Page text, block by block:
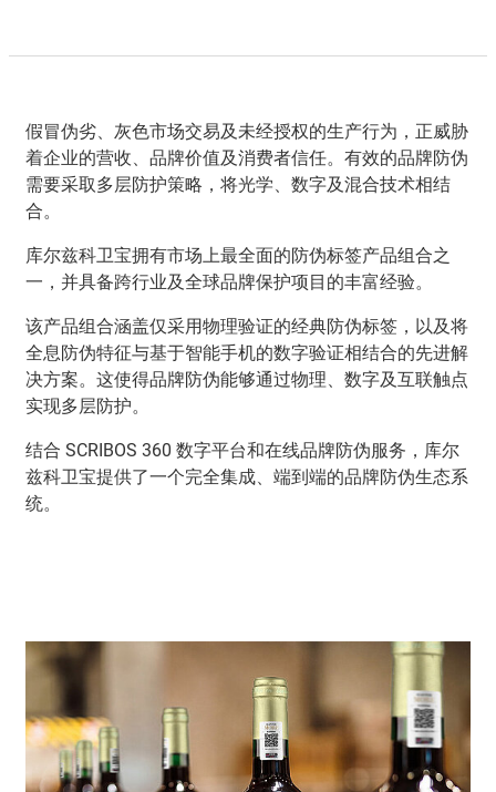
假冒伪劣、灰色市场交易及未经授权的生产行为，正威胁
着企业的营收、品牌价值及消费者信任。有效的品牌防伪
需要采取多层防护策略，将光学、数字及混合技术相结
合。
库尔兹科卫宝拥有市场上最全面的防伪标签产品组合之
一，并具备跨行业及全球品牌保护项目的丰富经验。
该产品组合涵盖仅采用物理验证的经典防伪标签，以及将
全息防伪特征与基于智能手机的数字验证相结合的先进解
决方案。这使得品牌防伪能够通过物理、数字及互联触点
实现多层防护。
结合 SCRIBOS 360 数字平台和在线品牌防伪服务，库尔
兹科卫宝提供了一个完全集成、端到端的品牌防伪生态系
统。